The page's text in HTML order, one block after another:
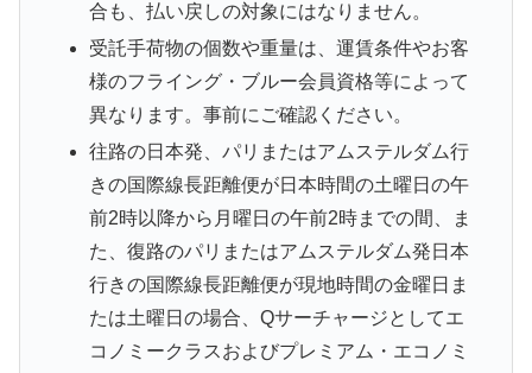
合も、払い戻しの対象にはなりません。
受託手荷物の個数や重量は、運賃条件やお客
様のフライング・ブルー会員資格等によって
異なります。事前にご確認ください。
往路の日本発、パリまたはアムステルダム行
きの国際線長距離便が日本時間の土曜日の午
前2時以降から月曜日の午前2時までの間、ま
た、復路のパリまたはアムステルダム発日本
行きの国際線長距離便が現地時間の金曜日ま
たは土曜日の場合、Qサーチャージとしてエ
コノミークラスおよびプレミアム・エコノミ